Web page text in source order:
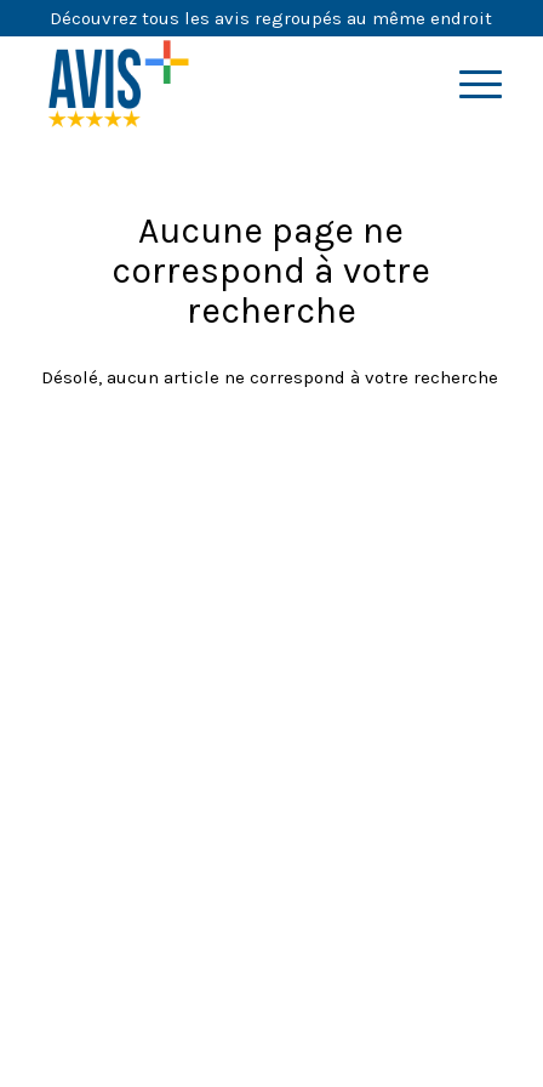
Découvrez tous les avis regroupés au même endroit
Aucune page ne
correspond à votre
recherche
Désolé, aucun article ne correspond à votre recherche